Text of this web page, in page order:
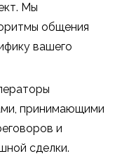
Мы
общения
вашего
принимающими
и
сделки.